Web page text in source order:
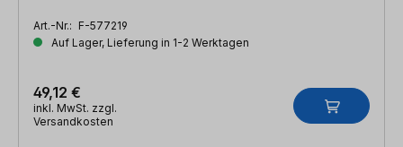
Art.-Nr.: F-577219
Auf Lager, Lieferung in 1-2 Werktagen
49,12 €
inkl. MwSt. zzgl.
Versandkosten